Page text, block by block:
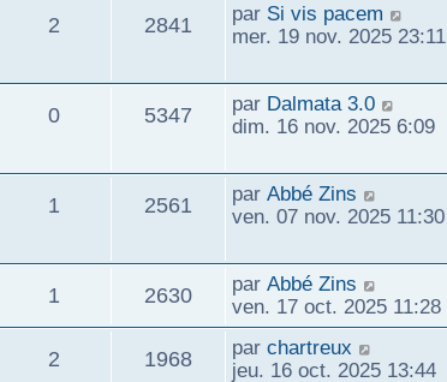
2 2841 par Si vis pacem
mer. 19 nov. 2025 23:11
0 5347 par Dalmata 3.0
dim. 16 nov. 2025 6:09
1 2561 par Abbé Zins
ven. 07 nov. 2025 11:30
1 2630 par Abbé Zins
ven. 17 oct. 2025 11:28
2 1968 par chartreux
jeu. 16 oct. 2025 13:44